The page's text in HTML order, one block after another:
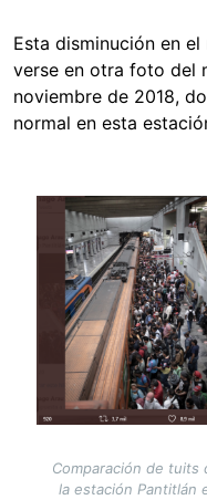
Esta disminución en
verse en otra foto del
noviembre de 2018,
normal en esta
Comparación de tuits
la estación Pantitlán